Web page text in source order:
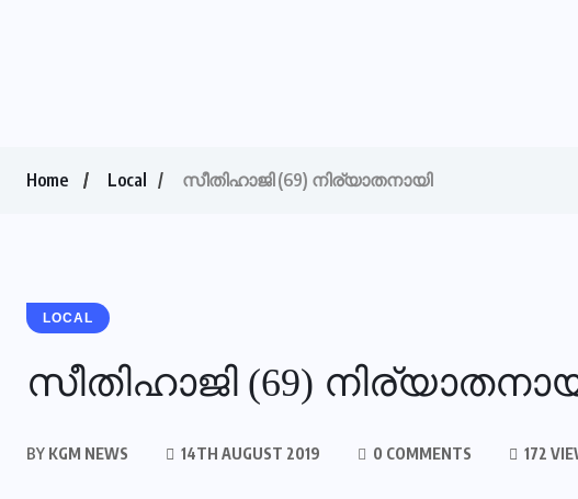
Home Local സീതിഹാജി (69) നിര്യാതനായി
LOCAL
സീതിഹാജി (69)
BY KGM NEWS 14TH AUGUST 2019 0 COMMENTS 172